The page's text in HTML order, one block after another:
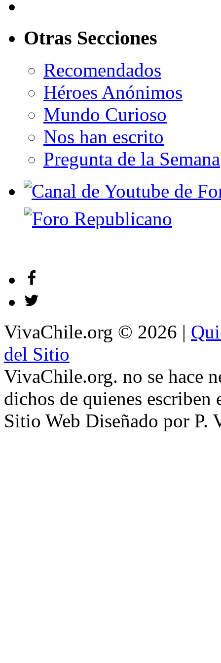
Otras Secciones
Recomendados
Héroes Anónimos
Mundo Curioso
Nos han escrito
Pregunta de la Semana
VivaChile.org © 2026 |
del Sitio
VivaChile.org. no se hace
dichos de quienes escriben
Sitio Web Diseñado por